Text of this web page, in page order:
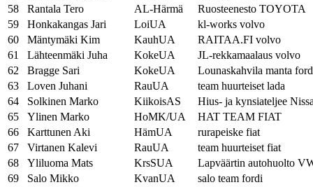
58
Rantala Tero AL-Härmä
Ruosteenesto TOYOTA
59
Honkakangas Jari LoiUA
kl-works volvo
60
Mäntymäki Kim KauhUA
RAITAA.FI volvo
61
Lähteenmäki Juha KokeUA
JL-rekkamaalaus volvo
62
Bragge Sari KokeUA
Lounaskahvila manta ford
63
Loven Juhani RauUA
team huurteiset lada
64
Solkinen Marko KiikoisAS
Hius- ja kynsiateljee
65
Ylinen Marko HoMK/UA
HAT TEAM FIAT
66
Karttunen Aki HämUA
rurapeiske fiat
67
Virtanen Kalevi RauUA
team huurteiset fiat
68
Yliluoma Mats KrsSUA
Lapväärtin autohuolto
69
Salo Mikko KvanUA
salo team fordi